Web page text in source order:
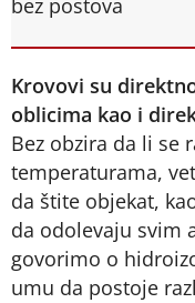
bez postova
Krovovi su
oblicima kao i
Bez obzira da li se
temperaturama,
da štite objekat,
da odolevaju svim
govorimo o
umu da postoje